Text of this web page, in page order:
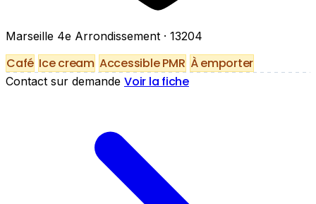
Marseille 4e Arrondissement · 13204
Café Ice cream Accessible PMR À emporter
Contact sur demande Voir la fiche